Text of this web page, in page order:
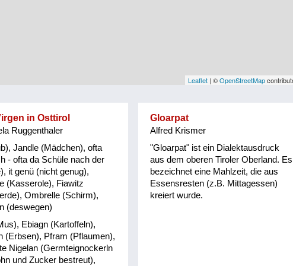
Leaflet | ©OpenStreetMap
in Osttirol
Ruggenthaler
Jandle (Mädchen), ofta
- ofta da Schüle nach der
it genü (nicht genug),
(Kasserole), Fiawitz
Ombrelle (Schirm),
(deswegen)
Ebiagn (Kartoffeln),
(Erbsen), Pfram (Pflaumen),
Nigelan (Germteignockerln
und Zucker bestreut),
Gloarpat
Alfred Krismer
"Gloarpat" ist ein Dialektausdruck
aus dem oberen Tiroler Oberland. Es
bezeichnet eine Mahlzeit, die aus
Essensresten (z.B. Mittagessen)
kreiert wurde.